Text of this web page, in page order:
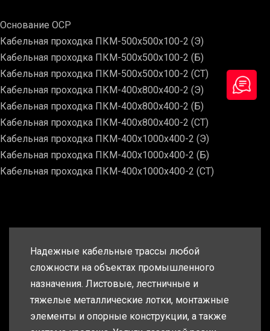
Основание ОСР
Кабельная проходка ПКМ-500х500х100-2 (Э)
Кабельная проходка ПКМ-500х500х100-2 (Б)
Кабельная проходка ПКМ-500х500х100-2 (СТ)
Кабельная проходка ПКМ-400х800х400-2 (Э)
Кабельная проходка ПКМ-400х800х400-2 (Б)
Кабельная проходка ПКМ-400х800х400-2 (СТ)
Кабельная проходка ПКМ-400х1000х400-2 (Э)
Кабельная проходка ПКМ-400х1000х400-2 (Б)
Кабельная проходка ПКМ-400х1000х400-2 (СТ)
Надежные кабельные трассы любой
сложности на объектах промышленного
назначения. Листовые, лестничные и
тяжелые металлические лотки, монтажные
элементы и опорные конструкции, а также